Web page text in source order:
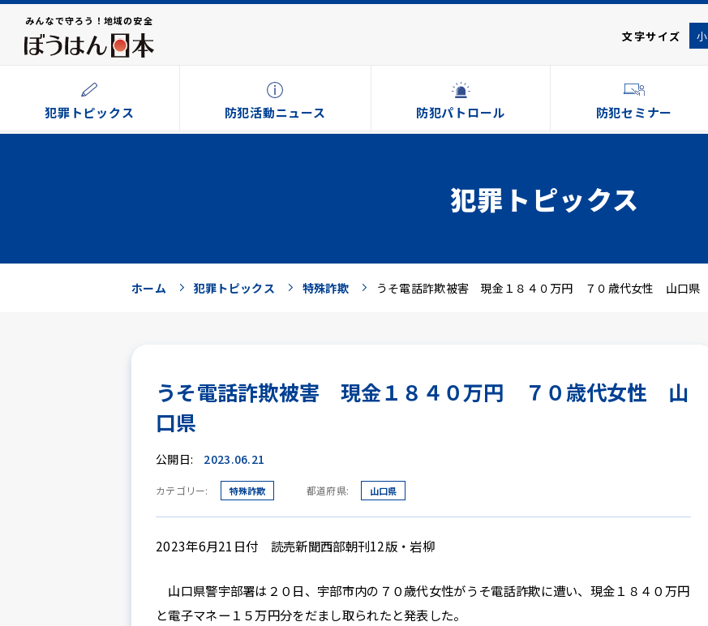
みんなで守ろう！地域の安全
文字サイズ 小
犯罪トピックス 防犯活動ニュース 防犯パトロール 防犯セミナー
犯罪トピックス
ホーム 犯罪トピックス 特殊詐欺 うそ電話詐欺被害 現金１８４０万円 ７０歳代女性 山口県
うそ電話詐欺被害 現金１８４０万円 ７０歳代女性 山
口県
公開日: 2023.06.21
カテゴリー: 特殊詐欺 都道府県: 山口県
2023年6月21日付 読売新聞西部朝刊12版・岩柳
山口県警宇部署は２０日、宇部市内の７０歳代女性がうそ電話詐欺に遭い、現金１８４０万円
と電子マネー１５万円分をだまし取られたと発表した。